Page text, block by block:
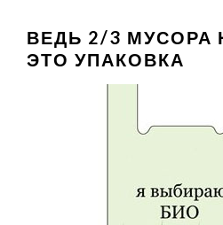
ВЕДЬ 2/3 МУСОРА
ЭТО УПАКОВКА